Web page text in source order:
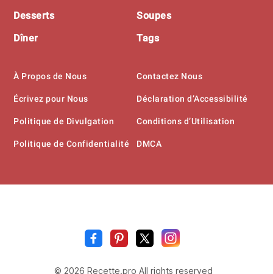
Desserts
Dîner
Soupes
Tags
À Propos de Nous
Écrivez pour Nous
Politique de Divulgation
Politique de Confidentialité
Contactez Nous
Déclaration d’Accessibilité
Conditions d’Utilisation
DMCA
Recette
© 2026 Recette.pro All rights reserved